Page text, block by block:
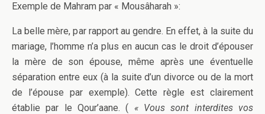
Exemple de Mahram par « Mousâharah »:
La belle mère, par rapport au gendre. En effet, à la suite du
mariage, l’homme n’a plus en aucun cas le droit d’épouser
la mère de son épouse, même après une éventuelle
séparation entre eux (à la suite d’un divorce ou de la mort
de l’épouse par exemple). Cette règle est clairement
établie par le Qour’aane. ( « Vous sont interdites vos